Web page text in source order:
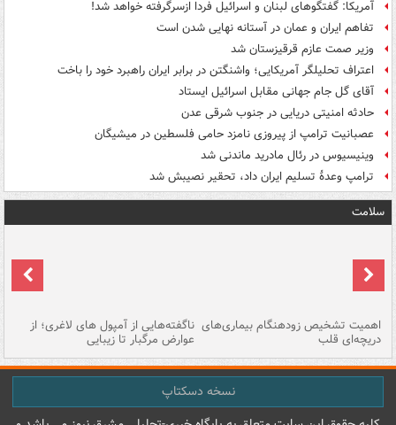
آمریکا: گفتگوهای لبنان و اسرائیل فردا ازسرگرفته خواهد شد!
تفاهم ایران و عمان در آستانه نهایی شدن است
وزیر صمت عازم قرقیزستان شد
اعتراف تحلیلگر آمریکایی؛ واشنگتن در برابر ایران راهبرد خود را باخت
آقای گل جام جهانی مقابل اسرائیل ایستاد
حادثه امنیتی دریایی در جنوب شرقی عدن
عصبانیت ترامپ از پیروزی نامزد حامی فلسطین در میشیگان
وینیسیوس در رئال مادرید ماندنی شد
ترامپ وعدۀ تسلیم ایران داد، تحقیر نصیبش شد
سلامت
اهمیت تشخیص زودهنگام بیماری‌های
دریچه‌ای قلب
ناگفته‌هایی از آمپول های لاغری؛ از
عوارض مرگبار تا زیبایی
نسخه دسکتاپ